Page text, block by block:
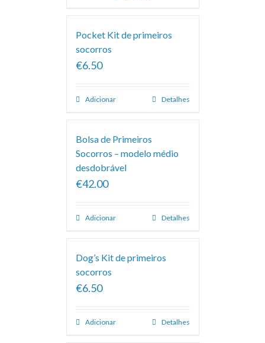
Pocket Kit de primeiros
socorros
€6.50
Adicionar Detalhes
Bolsa de Primeiros
Socorros – modelo médio
desdobrável
€42.00
Adicionar Detalhes
Dog’s Kit de primeiros
socorros
€6.50
Adicionar Detalhes